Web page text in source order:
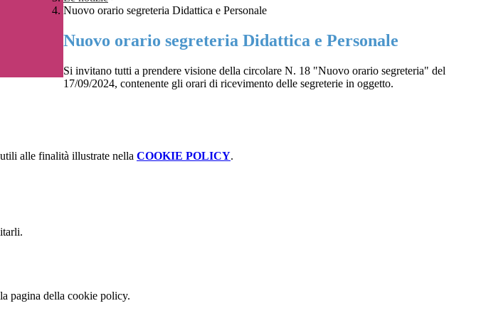
Nuovo orario segreteria Didattica e Personale
Nuovo orario segreteria Didattica e Personale
Si invitano tutti a prendere visione della circolare N. 18 "Nuovo orario segreteria" del
17/09/2024, contenente gli orari di ricevimento delle segreterie in oggetto.
alle finalità illustrate nella COOKIE POLICY.
pagina della cookie policy.